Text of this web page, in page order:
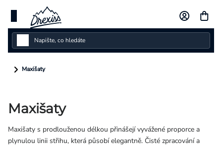
obsah
Dámské
Pánské
Kolekce
Maxišaty
Maxišaty
Maxišaty s prodlouženou délkou přinášejí vyvážené proporce a
plynulou linii střihu, která působí elegantně. Čisté zpracování a